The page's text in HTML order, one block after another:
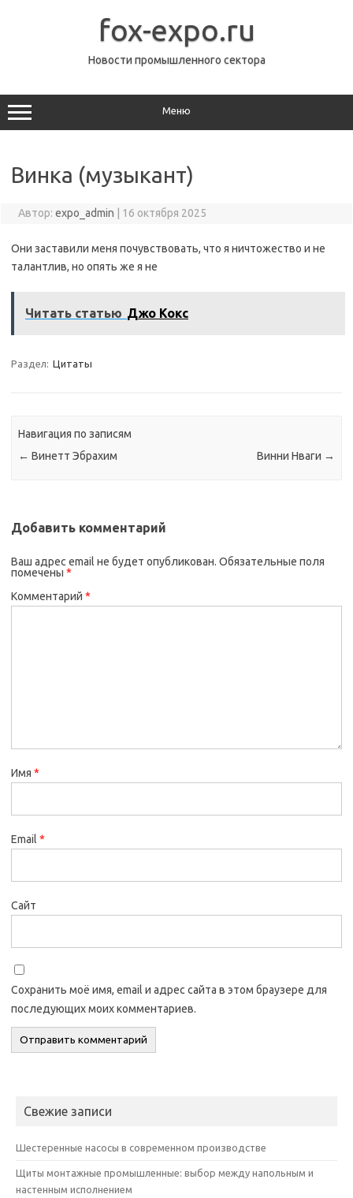
fox-expo.ru
Новости промышленного сектора
Меню
Винка (музыкант)
Автор: expo_admin 16 октября 2025
Они заставили меня почувствовать, что я ничтожество и не
талантлив, но опять же я не
Читать статью Джо Кокс
Раздел: Цитаты
Навигация по записям
← Винетт Эбрахим Винни Нваги →
Добавить комментарий
Ваш адрес email не будет опубликован. Обязательные поля
помечены *
Комментарий *
Имя *
Email *
Сайт
Сохранить моё имя, email и адрес сайта в этом браузере для
последующих моих комментариев.
Свежие записи
Шестеренные насосы в современном производстве
Щиты монтажные промышленные: выбор между напольным и
настенным исполнением